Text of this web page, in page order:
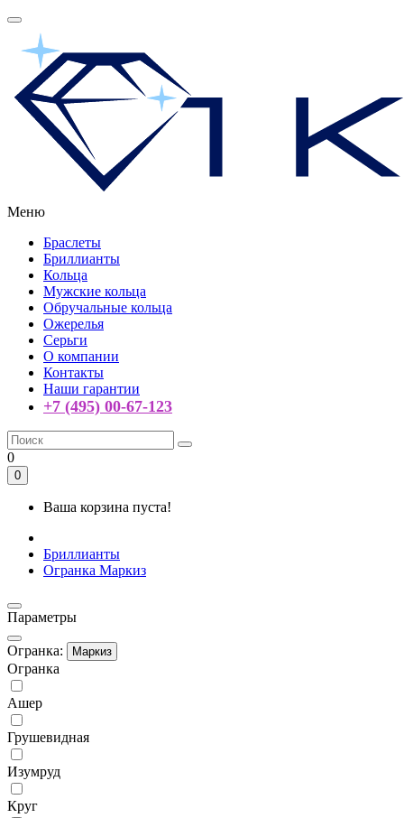
Меню
Браслеты
Бриллианты
Кольца
Мужские кольца
Обручальные кольца
Ожерелья
Серьги
О компании
Контакты
Наши гарантии
+7 (495) 00-67-123
0
0
Ваша корзина пуста!
Бриллианты
Огранка Маркиз
Параметры
Огранка: Маркиз
Огранка
Ашер
Грушевидная
Изумруд
Круг